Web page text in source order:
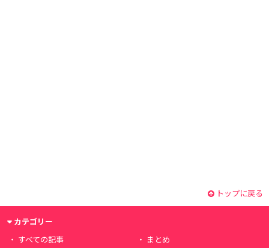
トップに戻る
カテゴリー
すべての記事
まとめ